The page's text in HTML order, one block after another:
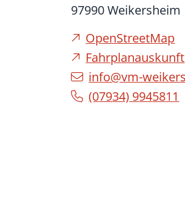
97990 Weikersheim
OpenStreetMap
Fahrplanauskunft
info@vm-
(07934) 9945811